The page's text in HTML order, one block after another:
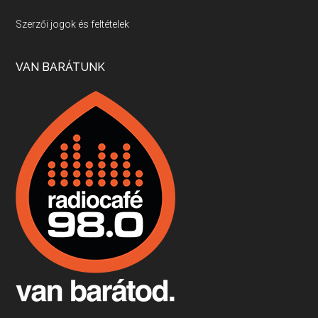
Villány, kékfrankos, Jackfall
Apr 17, 2026 • 00:35:38
Boston, teadélután, bab és homár
Apr 9, 2026 • 00:37:17
Fermentáljunk, a testünk meghálálja!
Apr 3, 2026 • 00:36:07
Szerzői jogok és feltételek
VAN BARÁTUNK